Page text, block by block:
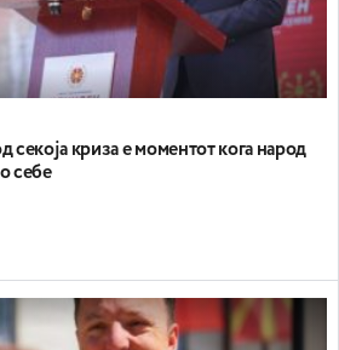
криза е моментот кога народ
себе